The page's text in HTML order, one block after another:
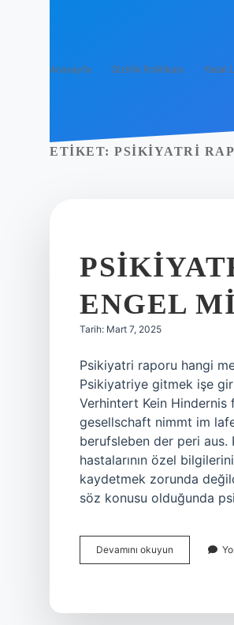
Anasayfa Gizlilik Politikası Yasal
ETIKET: PSIKIYATRI
ENGEL
Tarih: Mart 7, 2025
Psikiyatri raporu hangi
Psikiyatriye gitmek işe
Verhintert Kein
gesellschaft nimmt im
berufsleben der peri
hastalarının özel
kaydetmek zorunda
söz konusu olduğunda
Devamını okuyun Psikiyatri
Raporu